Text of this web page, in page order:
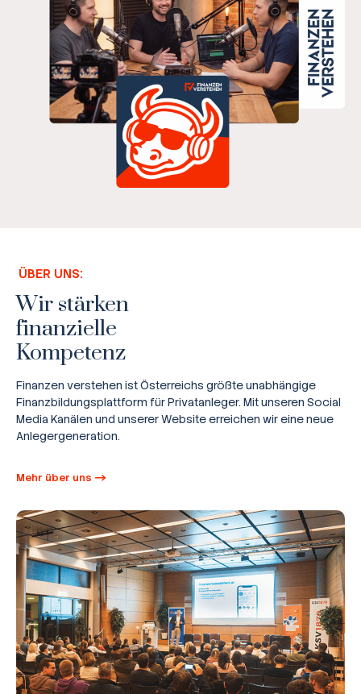
ÜBER UNS:
Wir stärken
finanzielle
Kompetenz
Finanzen verstehen ist Österreichs größte unabhängige
Finanzbildungsplattform für Privatanleger. Mit unseren Social
Media Kanälen und unserer Website erreichen wir eine neue
Anlegergeneration.
Mehr über uns